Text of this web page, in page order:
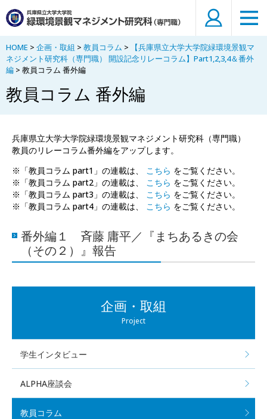
HOME > 企画・取組 > 教員コラム >
【兵庫県立大学大学院緑環境景観マ
ネジメント研究科（専門職） 開設記念リレーコラム】Part1,2,3,4＆番外
編 > 教員コラム 番外編
教員コラム 番外編
兵庫県立大学大学院緑環境景観マネジメント研究科（専門職）
教員のリレーコラム番外編をアップします。
※「教員コラム part1」の連載は、 こちら をご覧ください。
※「教員コラム part2」の連載は、 こちら をご覧ください。
※「教員コラム part3」の連載は、 こちら をご覧ください。
※「教員コラム part4」の連載は、 こちら をご覧ください。
番外編１ 斉藤 庸平／『まちあるきの会
（その２）』報告
企画・取組
Project
学生インタビュー
ALPHA座談会
教員コラム